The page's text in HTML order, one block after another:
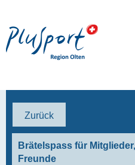
Zurück
Brätelspass für
Freunde